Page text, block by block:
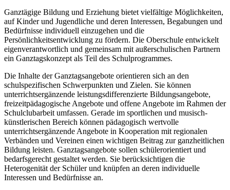
Ganztägige Bildung und Erziehung bietet vielfältige Möglichkeiten,
auf Kinder und Jugendliche und deren Interessen, Begabungen und
Bedürfnisse individuell einzugehen und die
Persönlichkeitsentwicklung zu fördern. Die Oberschule entwickelt
eigenverantwortlich und gemeinsam mit außerschulischen Partnern
ein Ganztagskonzept als Teil des Schulprogrammes.
Die Inhalte der Ganztagsangebote orientieren sich an den
schulspezifischen Schwerpunkten und Zielen. Sie können
unterrichtsergänzende leistungsdifferenzierte Bildungsangebote,
freizeitpädagogische Angebote und offene Angebote im Rahmen der
Schulclubarbeit umfassen. Gerade im sportlichen und musisch-
künstlerischen Bereich können pädagogisch wertvolle
unterrichtsergänzende Angebote in Kooperation mit regionalen
Verbänden und Vereinen einen wichtigen Beitrag zur ganzheitlichen
Bildung leisten. Ganztagsangebote sollen schülerorientiert und
bedarfsgerecht gestaltet werden. Sie berücksichtigen die
Heterogenität der Schüler und knüpfen an deren individuelle
Interessen und Bedürfnisse an.